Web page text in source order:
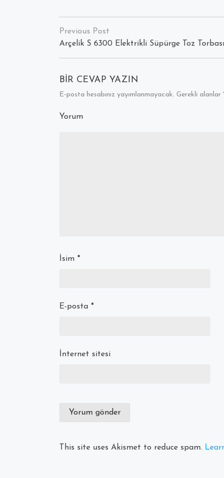
Yazı
dolaşımı
Arçelik S 6300 Elektrikli Süpürge Toz Torbası
BIR CEVAP YAZIN
E-posta hesabınız yayımlanmayacak. Gerekli alanlar
Yorum
İsim *
E-posta *
İnternet sitesi
This site uses Akismet to reduce spam.